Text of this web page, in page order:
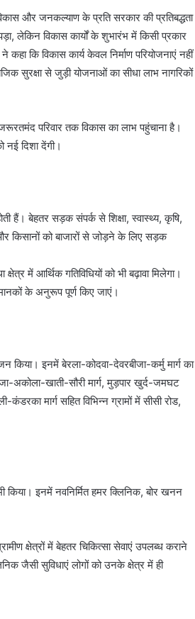
और जनकल्याण के प्रति सरकार की प्रतिबद्धता
लेकिन विकास कार्यों के शुभारंभ में किसी प्रकार
कि विकास कार्य केवल निर्माण परियोजनाएं नहीं
सुरक्षा से जुड़ी योजनाओं का सीधा लाभ नागरिकों
परिवार तक विकास का लाभ पहुंचाना है।
नई दिशा देंगी।
हैं। बेहतर सड़क संपर्क से शिक्षा, स्वास्थ्य, कृषि,
किसानों को बाजारों से जोड़ने के लिए सड़क
में आर्थिक गतिविधियों को भी बढ़ावा मिलेगा।
मानकों के अनुरूप पूर्ण किए जाएं।
इनमें बेरला-कोदवा-देवरबीजा-कर्मु मार्ग का
अकोला-खाती-सौरी मार्ग, मुड़पार खुर्द-जमघट
मार्ग सहित विभिन्न ग्रामों में सीसी रोड,
इनमें नवनिर्मित हमर क्लिनिक, बोर खनन
क्षेत्रों में बेहतर चिकित्सा सेवाएं उपलब्ध कराने
जैसी सुविधाएं लोगों को उनके क्षेत्र में ही